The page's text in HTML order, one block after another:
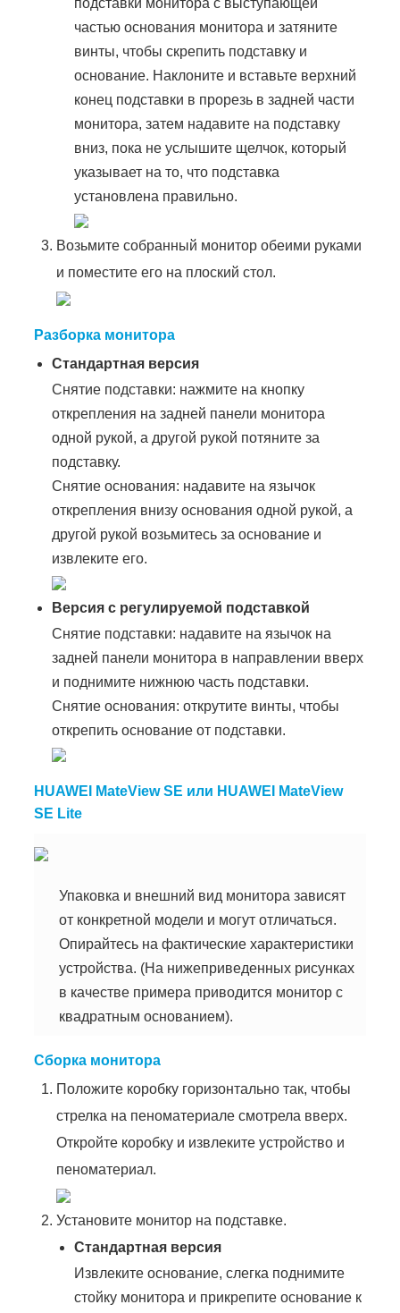
подставки монитора с выступающей
частью основания монитора и затяните
винты, чтобы скрепить подставку и
основание. Наклоните и вставьте верхний
конец подставки в прорезь в задней части
монитора, затем надавите на подставку
вниз, пока не услышите щелчок, который
указывает на то, что подставка
установлена правильно.
Возьмите собранный монитор обеими руками
и поместите его на плоский стол.
Разборка монитора
Стандартная версия
Снятие подставки: нажмите на кнопку
открепления на задней панели монитора
одной рукой, а другой рукой потяните за
подставку.
Снятие основания: надавите на язычок
открепления внизу основания одной рукой, а
другой рукой возьмитесь за основание и
извлеките его.
Версия с регулируемой подставкой
Снятие подставки: надавите на язычок на
задней панели монитора в направлении вверх
и поднимите нижнюю часть подставки.
Снятие основания: открутите винты, чтобы
открепить основание от подставки.
HUAWEI MateView SE или HUAWEI MateView
SE Lite
Упаковка и внешний вид монитора зависят
от конкретной модели и могут отличаться.
Опирайтесь на фактические характеристики
устройства. (На нижеприведенных рисунках
в качестве примера приводится монитор с
квадратным основанием).
Сборка монитора
Положите коробку горизонтально так, чтобы
стрелка на пеноматериале смотрела вверх.
Откройте коробку и извлеките устройство и
пеноматериал.
Установите монитор на подставке.
Стандартная версия
Извлеките основание, слегка поднимите
стойку монитора и прикрепите основание к